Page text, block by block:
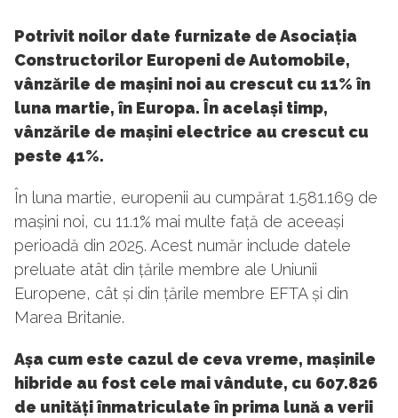
Potrivit noilor date furnizate de Asociația
Constructorilor Europeni de Automobile,
vânzările de mașini noi au crescut cu 11% în
luna martie, în Europa. În același timp,
vânzările de mașini electrice au crescut cu
peste 41%.
În luna martie, europenii au cumpărat 1.581.169 de
mașini noi, cu 11.1% mai multe față de aceeași
perioadă din 2025. Acest număr include datele
preluate atât din țările membre ale Uniunii
Europene, cât și din țările membre EFTA și din
Marea Britanie.
Așa cum este cazul de ceva vreme, mașinile
hibride au fost cele mai vândute, cu 607.826
de unități înmatriculate în prima lună a verii